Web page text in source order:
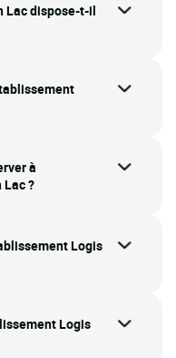
Lac dispose-t-il
à
?
Logis
Logis